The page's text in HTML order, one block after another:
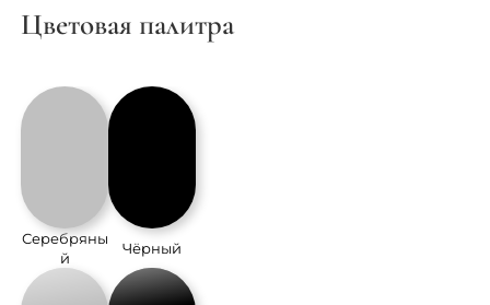
Цветовая палитра
Серебряны
й
Чёрный